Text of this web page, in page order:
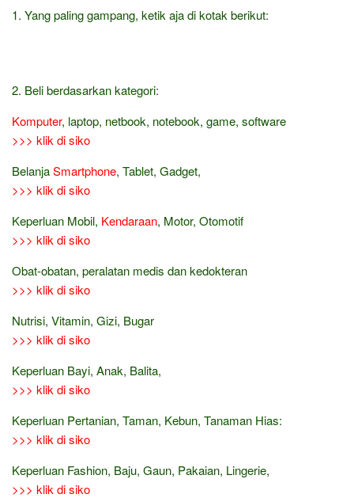
1. Yang paling gampang, ketik aja di kotak berikut:
2. Beli berdasarkan kategori:
Komputer, laptop, netbook, notebook, game, software
>>> klik di siko
BelanjaSmartphone, Tablet, Gadget,
>>> klik di siko
Keperluan Mobil, Kendaraan, Motor, Otomotif
>>> klik di siko
Obat-obatan, peralatan medis dan kedokteran
>>> klik di siko
Nutrisi, Vitamin, Gizi, Bugar
>>> klik di siko
Keperluan Bayi, Anak, Balita,
>>> klik di siko
Keperluan Pertanian, Taman, Kebun, Tanaman Hias:
>>> klik di siko
Keperluan Fashion, Baju, Gaun, Pakaian, Lingerie,
>>> klik di siko